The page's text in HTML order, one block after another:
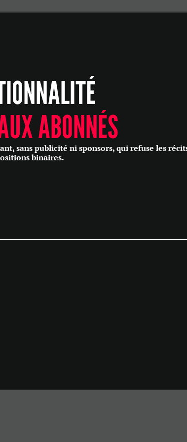
SANTÉ
PHILOSOPHIE
CULTURE
SOCIÉTÉ
ABONNÉS
sans publicité ni sponsors, qui refuse les
binaires.